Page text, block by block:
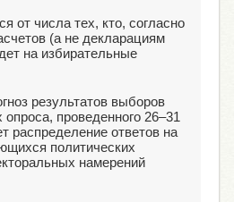
от числа тех, кто, согласно
(а не декларациям
на избирательные
результатов выборов
проведенного 26–31
распределение ответов на
политических
намерений